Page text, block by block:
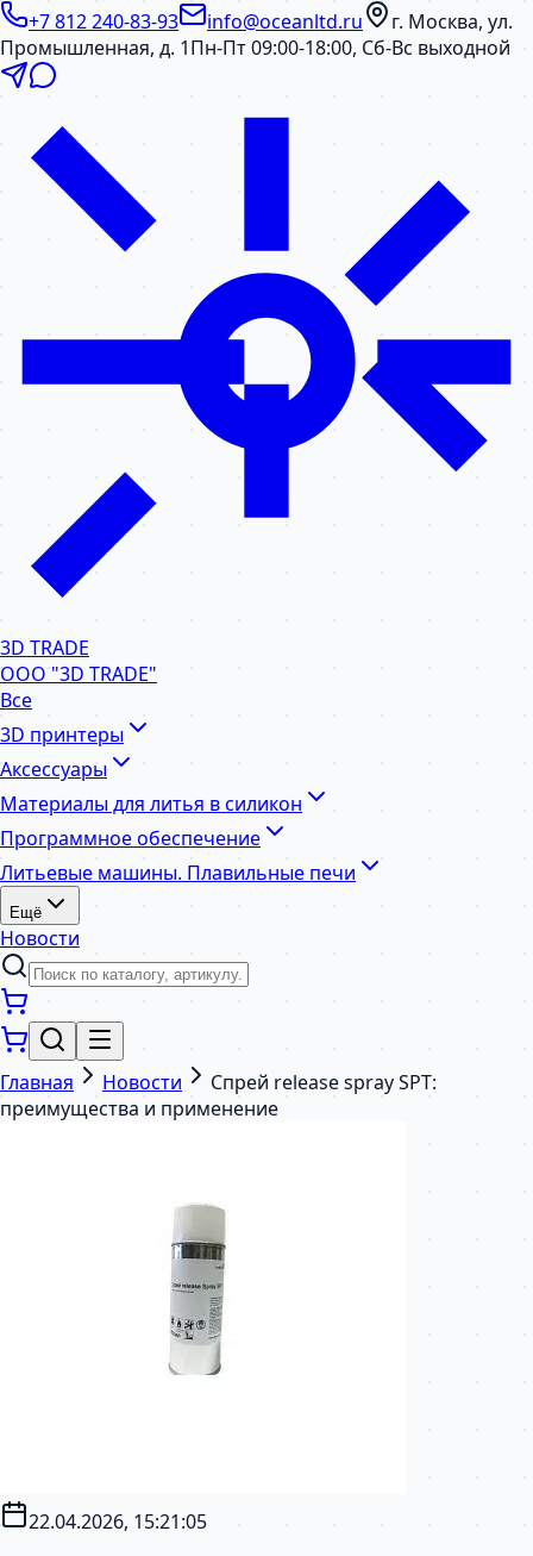
+7 812 240-83-93 info@oceanltd.ru
г. Москва, ул.
Промышленная, д. 1Пн-Пт 09:00-18:00, Сб-Вс выходной
3D TRADE
ООО "3D TRADE"
Все
3D принтеры
Аксессуары
Материалы для литья в силикон
Программное обеспечение
Литьевые машины. Плавильные печи
Ещё
Новости
Главная Новости
Спрей release spray SPT:
преимущества и применение
22.04.2026, 15:21:05